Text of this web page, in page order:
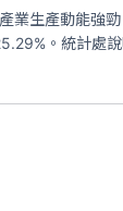
業生產動能
。統計處